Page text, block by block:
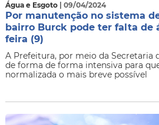
Água e Esgoto | 09/04/2024
Por manutenção no sistema
bairro Burck pode ter falta de
feira (9)
​A Prefeitura, por meio da Secretaria
de forma de forma intensiva para
normalizada o mais breve possível